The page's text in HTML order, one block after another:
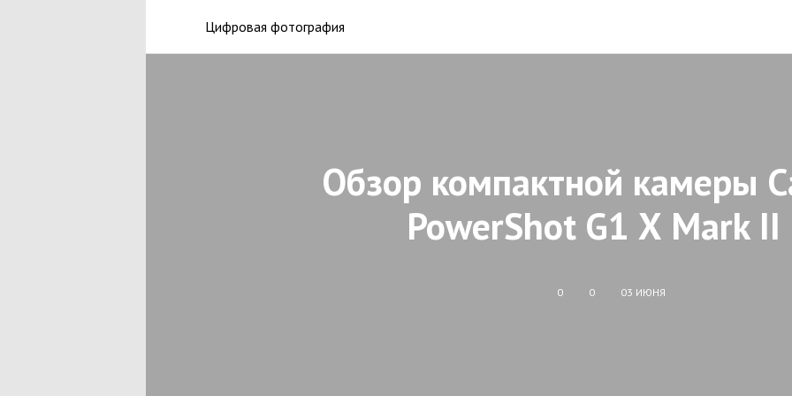
Цифровая фотография
Обзор компактной камеры
PowerShot G1 X Mark II
0 0 03 ИЮНЯ